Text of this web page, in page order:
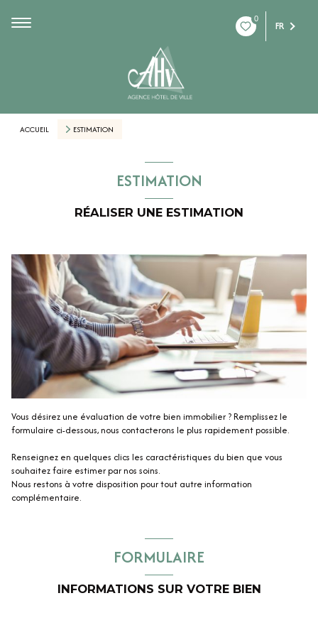
0
FR
ACCUEIL ESTIMATION
ESTIMATION
RÉALISER UNE ESTIMATION
Vous désirez une évaluation de votre bien immobilier ? Remplissez le
formulaire ci-dessous, nous contacterons le plus rapidement possible.
Renseignez en quelques clics les caractéristiques du bien que vous
souhaitez faire estimer par nos soins.
Nous restons à votre disposition pour tout autre information
complémentaire.
FORMULAIRE
INFORMATIONS SUR VOTRE BIEN